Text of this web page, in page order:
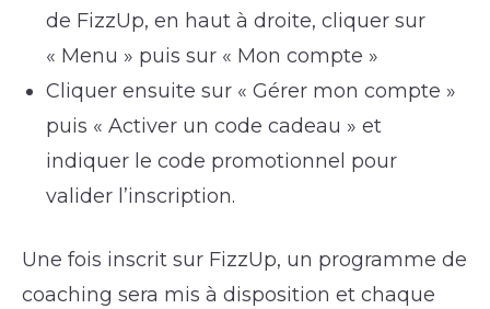
de FizzUp, en haut à droite, cliquer sur
« Menu » puis sur « Mon compte »
Cliquer ensuite sur « Gérer mon compte »
puis « Activer un code cadeau » et
indiquer le code promotionnel pour
valider l’inscription.
Une fois inscrit sur FizzUp, un programme de
coaching sera mis à disposition et chaque